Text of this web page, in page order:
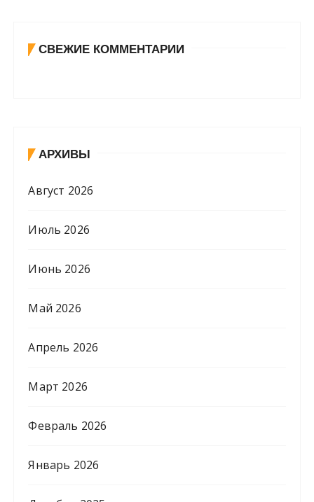
СВЕЖИЕ КОММЕНТАРИИ
АРХИВЫ
Август 2026
Июль 2026
Июнь 2026
Май 2026
Апрель 2026
Март 2026
Февраль 2026
Январь 2026